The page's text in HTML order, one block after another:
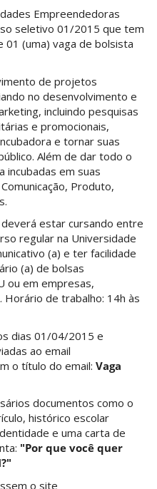
Empreendedoras
seletivo 01/2015 que tem
(uma) vaga de bolsista
de projetos
no desenvolvimento e
incluindo pesquisas
e promocionais,
e tornar suas
Além de dar todo o
incubadas em suas
Produto,
estar cursando entre
regular na Universidade
(a) e ter facilidade
(a) de bolsas
ou em empresas,
Horário de trabalho: 14h às
dias 01/04/2015 e
ao email
o título do email: Vaga
documentos como o
histórico escolar
e uma carta de
"Por que você quer
o site